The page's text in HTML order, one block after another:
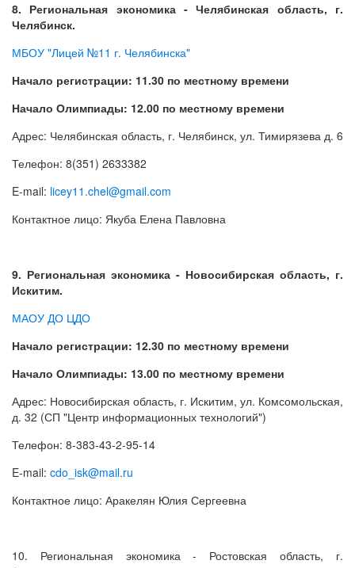
8. Региональная экономика - Челябинская область, г.
Челябинск.
МБОУ "Лицей №11 г. Челябинска"
Начало регистрации: 11.30 по местному времени
Начало Олимпиады: 12.00 по местному времени
Адрес: Челябинская область, г. Челябинск, ул. Тимирязева д. 6
Телефон: 8(351) 2633382
E-mail: licey11.chel@gmail.com
Контактное лицо: Якуба Елена Павловна
9. Региональная экономика - Новосибирская область, г.
Искитим.
МАОУ ДО ЦДО
Начало регистрации: 12.30 по местному времени
Начало Олимпиады: 13.00 по местному времени
Адрес: Новосибирская область, г. Искитим, ул. Комсомольская,
д. 32 (СП "Центр информационных технологий")
Телефон: 8-383-43-2-95-14
E-mail: cdo_isk@mail.ru
Контактное лицо: Аракелян Юлия Сергеевна
10. Региональная экономика - Ростовская область, г.